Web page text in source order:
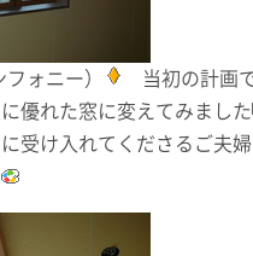
ォニー）
当初の計画
優れた窓に変えてみました
受け入れてくださるご夫